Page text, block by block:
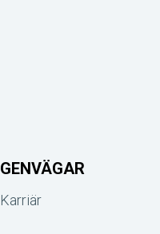
GENVÄGAR
Karriär